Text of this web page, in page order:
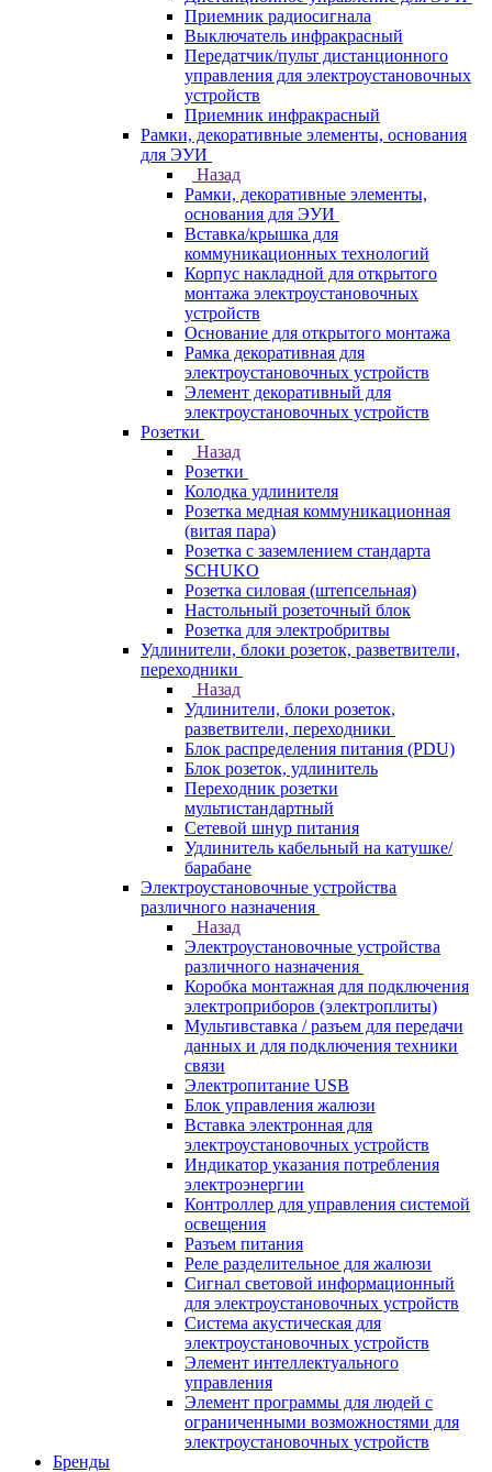
Приемник радиосигнала
Выключатель инфракрасный
Передатчик/пульт дистанционного
управления для электроустановочных
устройств
Приемник инфракрасный
Рамки, декоративные элементы, основания
для ЭУИ
Назад
Рамки, декоративные элементы,
основания для ЭУИ
Вставка/крышка для
коммуникационных технологий
Корпус накладной для открытого
монтажа электроустановочных
устройств
Основание для открытого монтажа
Рамка декоративная для
электроустановочных устройств
Элемент декоративный для
электроустановочных устройств
Розетки
Назад
Розетки
Колодка удлинителя
Розетка медная коммуникационная
(витая пара)
Розетка с заземлением стандарта
SCHUKO
Розетка силовая (штепсельная)
Настольный розеточный блок
Розетка для электробритвы
Удлинители, блоки розеток, разветвители,
переходники
Назад
Удлинители, блоки розеток,
разветвители, переходники
Блок распределения питания (PDU)
Блок розеток, удлинитель
Переходник розетки
мультистандартный
Сетевой шнур питания
Удлинитель кабельный на катушке/
барабане
Электроустановочные устройства
различного назначения
Назад
Электроустановочные устройства
различного назначения
Коробка монтажная для подключения
электроприборов (электроплиты)
Мультивставка / разъем для передачи
данных и для подключения техники
связи
Электропитание USB
Блок управления жалюзи
Вставка электронная для
электроустановочных устройств
Индикатор указания потребления
электроэнергии
Контроллер для управления системой
освещения
Разъем питания
Реле разделительное для жалюзи
Сигнал световой информационный
для электроустановочных устройств
Система акустическая для
электроустановочных устройств
Элемент интеллектуального
управления
Элемент программы для людей с
ограниченными возможностями для
электроустановочных устройств
Бренды